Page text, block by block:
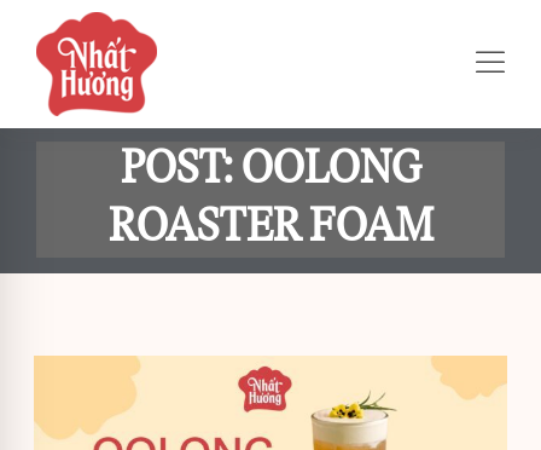
POST: OOLONG
ROASTER FOAM